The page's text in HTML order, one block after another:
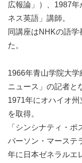
広報論」）、1987
ネス英語」講師。
同講座はNHKの語学
た。
1966年青山学院大
ニュース」の記者と
1971年にオハイオ州
を取得。
「シンシナティ・
バーソン・マーステ
年に日本ゼネラルエ